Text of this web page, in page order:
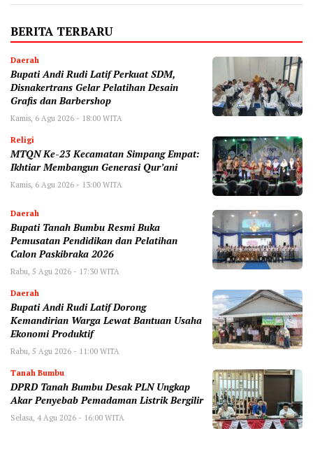
BERITA TERBARU
Daerah
Bupati Andi Rudi Latif Perkuat SDM,
Disnakertrans Gelar Pelatihan Desain
Grafis dan Barbershop
Kamis, 6 Agu 2026 - 18:00 WITA
Religi
MTQN Ke-23 Kecamatan Simpang Empat:
Ikhtiar Membangun Generasi Qur’ani
Kamis, 6 Agu 2026 - 13:00 WITA
Daerah
Bupati Tanah Bumbu Resmi Buka
Pemusatan Pendidikan dan Pelatihan
Calon Paskibraka 2026
Rabu, 5 Agu 2026 - 17:30 WITA
Daerah
Bupati Andi Rudi Latif Dorong
Kemandirian Warga Lewat Bantuan Usaha
Ekonomi Produktif
Rabu, 5 Agu 2026 - 11:00 WITA
Tanah Bumbu
DPRD Tanah Bumbu Desak PLN Ungkap
Akar Penyebab Pemadaman Listrik Bergilir
Selasa, 4 Agu 2026 - 16:00 WITA